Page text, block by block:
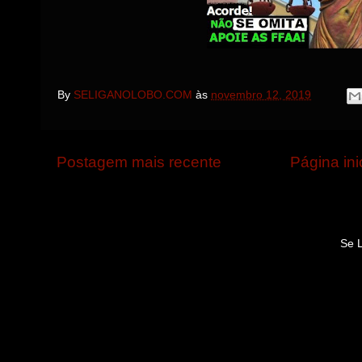
By SELIGANOLOBO.COM às novembro 12, 2019
Postagem mais recente Página
Se